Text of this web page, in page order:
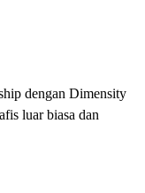
dengan Dimensity
luar biasa dan